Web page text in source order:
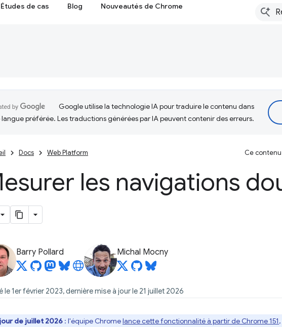
Études de cas Blog Nouveautés de Chrome
Google utilise la technologie IA pour traduire le contenu dans
préférée. Les traductions générées par IA peuvent contenir des erreurs.
Docs Web Platform Ce
les navigations
Barry Pollard Michal Mocny
le 1er février 2023, dernière mise à jour le 21 juillet 2026
de juillet 2026 : l'équipe Chromelance cette fonctionnalité à partir de Chrome 151